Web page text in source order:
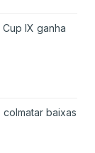
Cup IX ganha
baixas